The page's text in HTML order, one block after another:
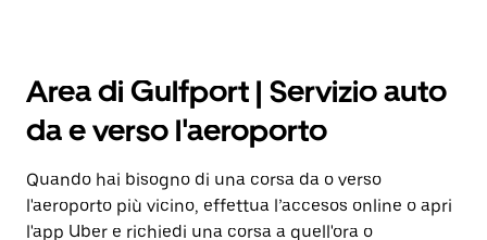
Area di Gulfport | Servizio auto
da e verso l'aeroporto
Quando hai bisogno di una corsa da o verso
l'aeroporto più vicino, effettua l’accesos online o apri
l'app Uber e richiedi una corsa a quell'ora o